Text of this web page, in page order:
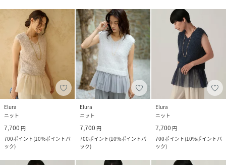
Elura
ニット
7,700 円
700ポイント(10%ポイントバ
ック)
Elura
ニット
7,700 円
700ポイント(10%ポイントバ
ック)
Elura
ニット
7,700 円
700ポイント(10%ポイントバ
ック)